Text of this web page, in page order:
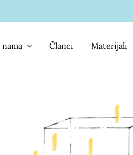
nama Članci Materijali